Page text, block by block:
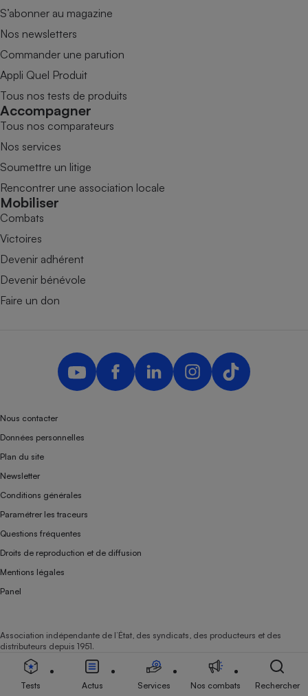
S’abonner au magazine
Nos newsletters
Commander une parution
Appli Quel Produit
Tous nos tests de produits
Accompagner
Tous nos comparateurs
Nos services
Soumettre un litige
Rencontrer une association locale
Mobiliser
Combats
Victoires
Devenir adhérent
Devenir bénévole
Faire un don
Nous contacter
Données personnelles
Plan du site
Newsletter
Conditions générales
Paramétrer les traceurs
Questions fréquentes
Droits de reproduction et de diffusion
Mentions légales
Panel
Association indépendante de l’État, des syndicats, des producteurs et des
distributeurs depuis 1951.
Tests Actus Services Nos combats Rechercher